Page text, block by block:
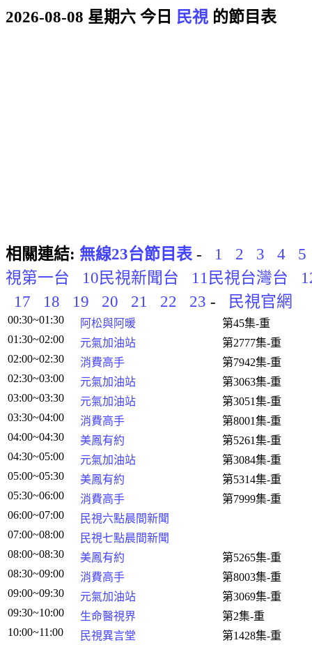
2026-08-08 星期六 今日 民視 的節目表
相關連結: 無線23台節目表- 1 2 3 4
5
視第一台
10民視新聞台 11民視台灣台
17
18 19 20 21 22 23 - 民視官網
00:30~01:30 阿松與阿暖
第45集-重
01:30~02:00
元氣加油站
第2777集-重
02:00~02:30
消費高手
第7942集-重
02:30~03:00
元氣加油站
第3063集-重
03:00~03:30
元氣加油站
第3051集-重
03:30~04:00
消費高手
第8001集-重
04:00~04:30
美鳳有約
第5261集-重
04:30~05:00
元氣加油站
第3084集-重
05:00~05:30
美鳳有約
第5314集-重
05:30~06:00
消費高手
第7999集-重
06:00~07:00
民視六點晨間新聞
07:00~08:00
民視七點晨間新聞
08:00~08:30
美鳳有約
第5265集-重
08:30~09:00
消費高手
第8003集-重
09:00~09:30
元氣加油站
第3069集-重
09:30~10:00
生命醫視界
第2集-重
10:00~11:00
民視異言堂 第1428集-重